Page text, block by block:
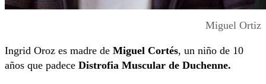
Miguel Ortiz
Ingrid Oroz es madre de Miguel Cortés, un niño de 10
años que padece Distrofia Muscular de Duchenne.